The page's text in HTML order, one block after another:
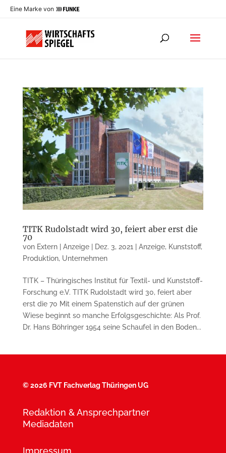
Eine Marke von
TITK Rudolstadt wird 30, feiert aber erst die
70
von Extern | Anzeige| Dez. 3, 2021 Anzeige, Kunststoff,
Produktion, Unternehmen
TITK – Thüringisches Institut für Textil- und Kunststoff-
Forschung e.V. TITK Rudolstadt wird 30, feiert aber
erst die 70 Mit einem Spatenstich auf der grünen
Wiese beginnt so manche Erfolgsgeschichte: Als Prof.
Dr. Hans Böhringer 1954 seine Schaufel in den Boden...
©2026 FVT Fachverlag Thüringen UG
Redaktion & Ansprechpartner
Mediadaten
Impressum